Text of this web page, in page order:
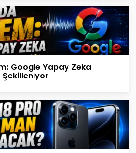
Google Yapay Zeka